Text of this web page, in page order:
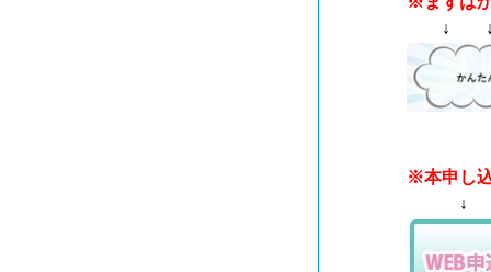
↓
※本申し
↓